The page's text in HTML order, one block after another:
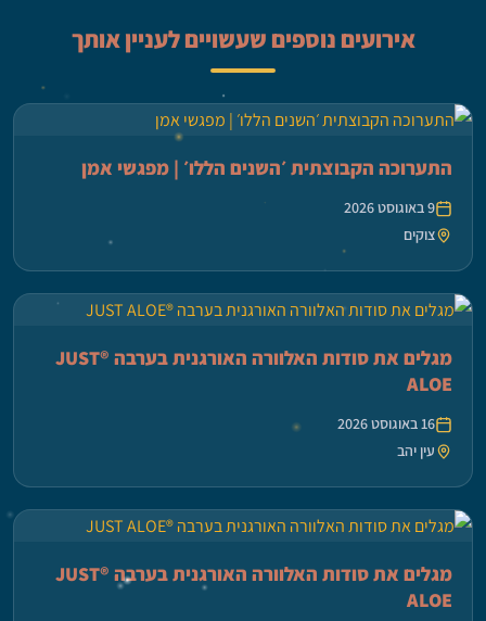
אירועים נוספים שעשויים לעניין אותך
התערוכה הקבוצתית ׳השנים הללו׳ | מפגשי אמן
צוקים
מגלים את סודות האלוורה האורגנית בערבה ®JUST
ALOE
16 באוגוסט 2026
עין יהב
מגלים את סודות האלוורה האורגנית בערבה ®JUST
ALOE